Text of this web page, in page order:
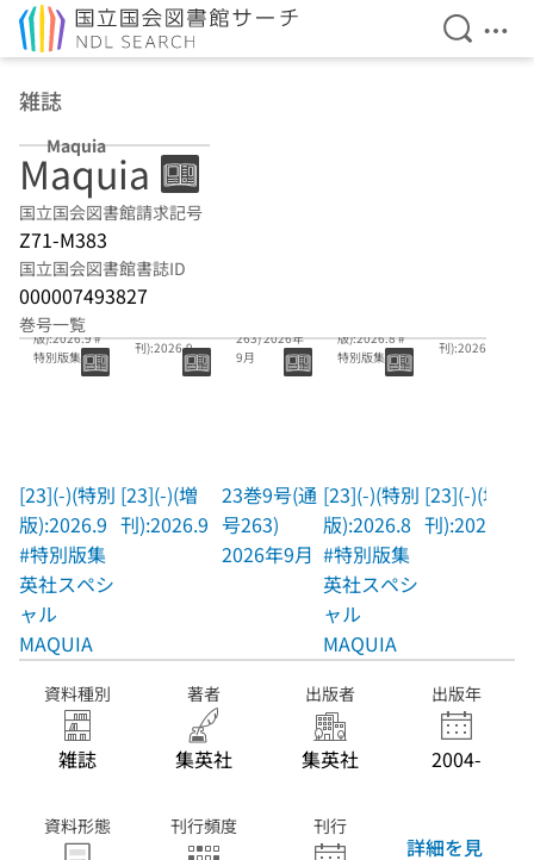
検索を
メ
雑誌
Maquia
Maquia
国立国会図書館請求記号
Z71-M383
国立国会図書館書誌ID
000007493827
巻号一覧
[23](-)(特別
版):2026.9 #
特別版集英社
スペシャル
[23](-)(特別
版):2026.9
#特別版集
英社スペシ
ャル
MAQUIA
刊):2026.9
[23](-)(増
刊):2026.9
263) 2026年
9月
23巻9号(通
号263)
2026年9月
版):2026.8 #
特別版集英社
スペシャル
[23](-)(特別
版):2026.8
#特別版集
英社スペシ
ャル
MAQUIA
刊):2026.8
[23](-)(増
刊):2026.8
資料種別
雑誌
著者
集英社
出版者
集英社
出版年
2004-
資料形態 刊行頻度 刊行
詳細を見